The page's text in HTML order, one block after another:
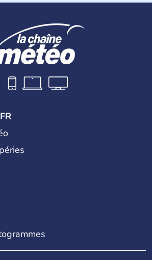
l'occupation de l'armée turque
de l'île dépasse les 9000 km2.